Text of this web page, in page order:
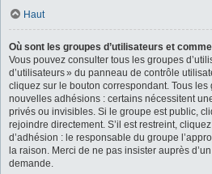
Haut
Où sont les groupes d’utilisateurs et
Vous pouvez consulter tous les groupes
d’utilisateurs » du panneau de contrôle
cliquez sur le bouton correspondant. Tous
nouvelles adhésions : certains nécessitent
privés ou invisibles. Si le groupe est public,
rejoindre directement. S’il est restreint,
d’adhésion : le responsable du groupe
la raison. Merci de ne pas insister auprès
demande.